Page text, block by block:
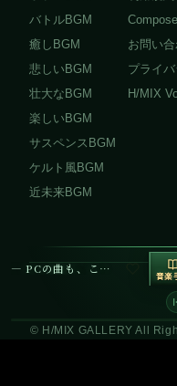
バトルBGM
癒しBGM
悲しいBGM
壮大なBGM
楽しいBGM
サスペンスBGM
ケルト風BGM
近未来BGM
お問い
プライ
H/MIX
© H/MIX GALLERY All
— PCの曲も、ここで再生できます —
音楽